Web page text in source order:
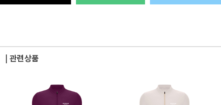
| 관련상품